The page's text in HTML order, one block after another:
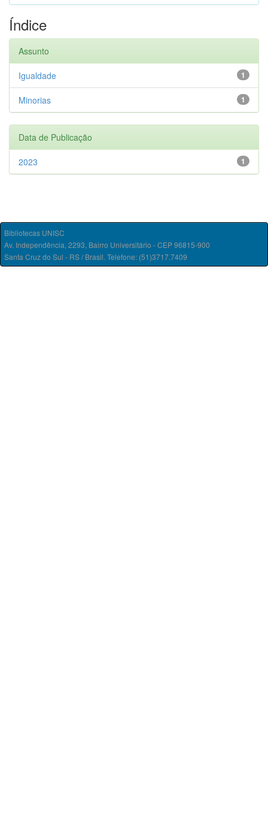
Índice
Assunto
1
Igualdade
1
Minorias
Data de Publicação
1
2023
Bibliotecas UNISC
Av. Independência, 2293, Bairro Universitário - CEP 96815-900
Santa Cruz do Sul - RS / Brasil. Telefone: (51)3717.7409